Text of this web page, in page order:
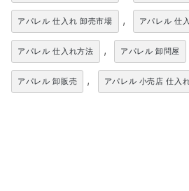
アパレル 仕入れ 卸売市場 , アパレル 仕
アパレル 仕入れ方法 , アパレル 卸問屋
アパレル 卸販売 , アパレル 小売店 仕入